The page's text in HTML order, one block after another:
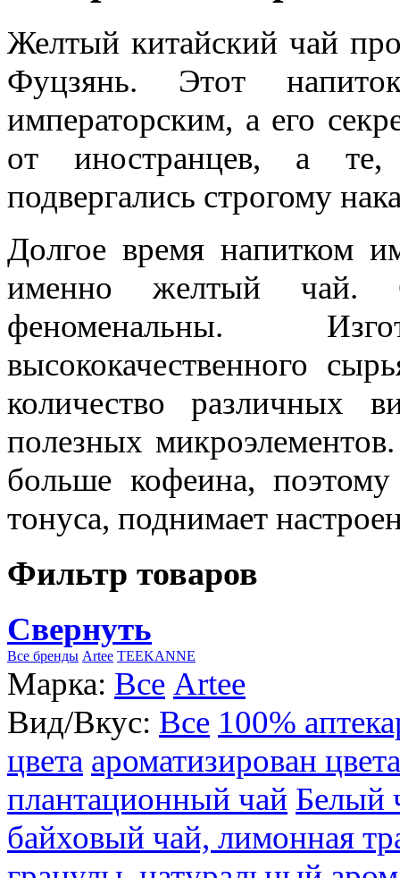
Желтый китайский чай
Фуцзянь. Этот
императорским, а его
от иностранцев, а
подвергались строгому
Долгое время напитком
именно желтый чай.
феноменальны.
высококачественного
количество различных
полезных
больше кофеина,
тонуса, поднимает
Фильтр товаров
Свернуть
Все бренды Artee TEEKANNE
Марка: Все Artee
Вид/Вкус: Все 100%
цвета ароматизирован
плантационный чай Белый
байховый чай, лимонная